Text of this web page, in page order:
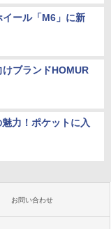
ール「M6」に新
ブランドHOMUR
力！ポケットに入
お問い合わせ